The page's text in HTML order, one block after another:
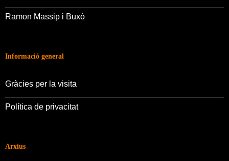
Ramon Massip i Buxó
Informació general
Gràcies per la visita
Política de privacitat
Arxius